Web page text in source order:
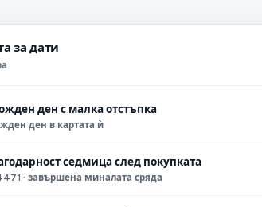
за дати
ден с малка отстъпка
ден в картата ѝ
седмица след покупката
· завършена миналата сряда